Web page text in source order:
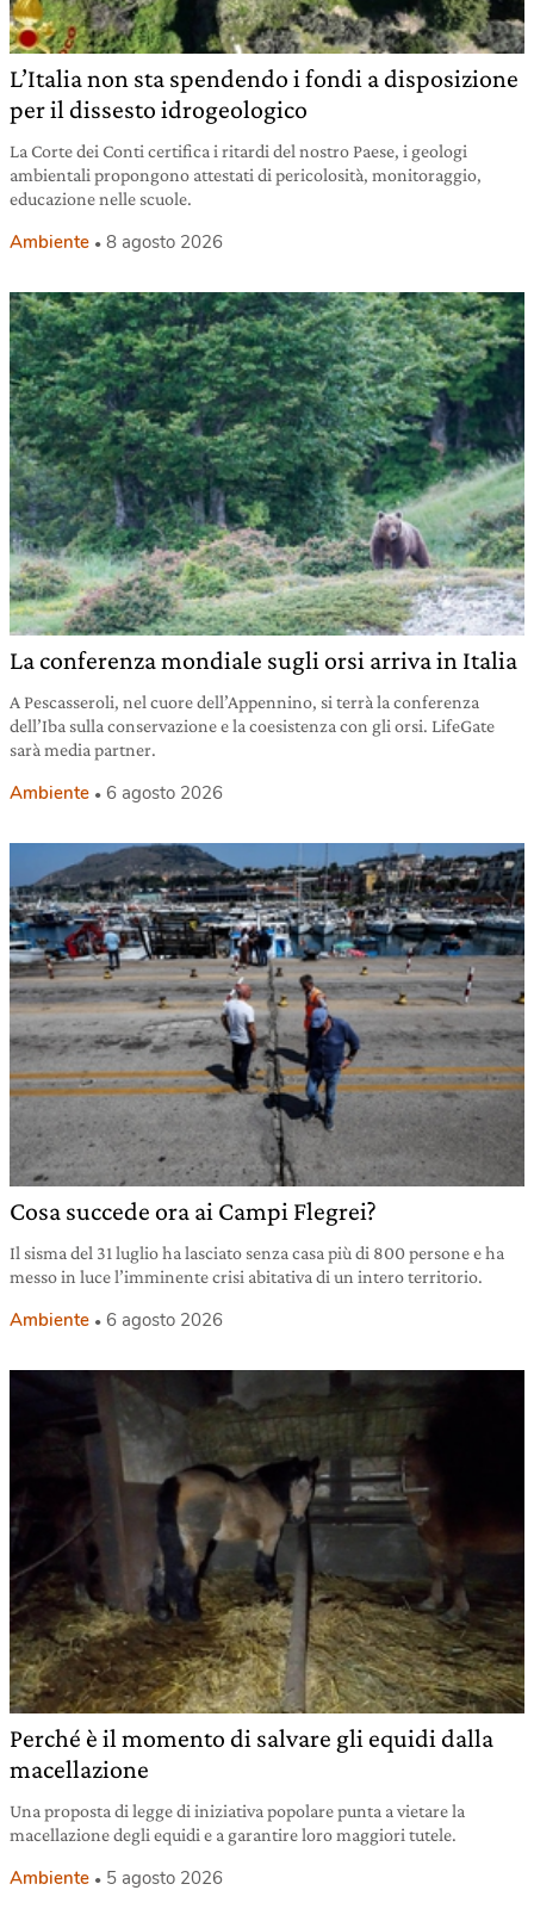
L’Italia non sta spendendo i fondi a disposizione
per il dissesto idrogeologico
La Corte dei Conti certifica i ritardi del nostro Paese, i geologi
ambientali propongono attestati di pericolosità, monitoraggio,
educazione nelle scuole.
Ambiente 8 agosto 2026
La conferenza mondiale sugli orsi arriva in Italia
A Pescasseroli, nel cuore dell’Appennino, si terrà la conferenza
dell’Iba sulla conservazione e la coesistenza con gli orsi. LifeGate
sarà media partner.
Ambiente 6 agosto 2026
Cosa succede ora ai Campi Flegrei?
Il sisma del 31 luglio ha lasciato senza casa più di 800 persone e ha
messo in luce l’imminente crisi abitativa di un intero territorio.
Ambiente 6 agosto 2026
Perché è il momento di salvare gli equidi dalla
macellazione
Una proposta di legge di iniziativa popolare punta a vietare la
macellazione degli equidi e a garantire loro maggiori tutele.
Ambiente 5 agosto 2026